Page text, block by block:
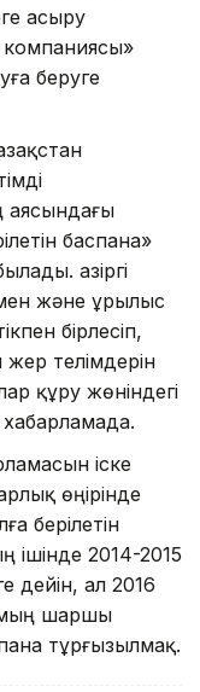
асыру
компаниясы»
беруге
аясындағы
баспана»
Қазіргі
және Құрылыс
бірлесіп,
жер телімдерін
құру жөніндегі
іске
өңірінде
берілетін
ішінде 2014-2015
ал 2016
шаршы
тұрғызылмақ.